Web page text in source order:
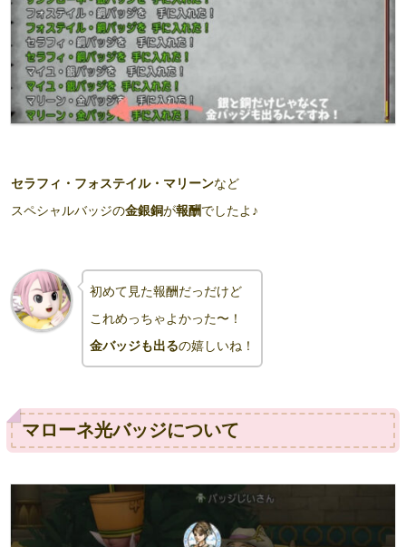
セラフィ・フォステイル・マリーンなど
スペシャルバッジの金銀銅が報酬でしたよ♪
初めて見た報酬だっだけど
これめっちゃよかった〜！
金バッジも出るの嬉しいね！
マローネ光バッジについて